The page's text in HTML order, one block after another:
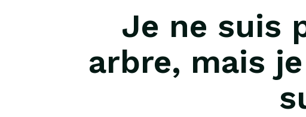
Je ne suis
arbre, mais